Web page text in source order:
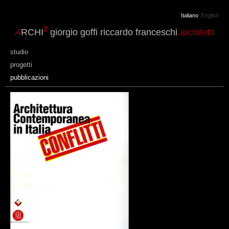
ARCHI2giorgio goffi riccardo franceschi.architetti
Italiano English
studio
progetti
pubblicazioni